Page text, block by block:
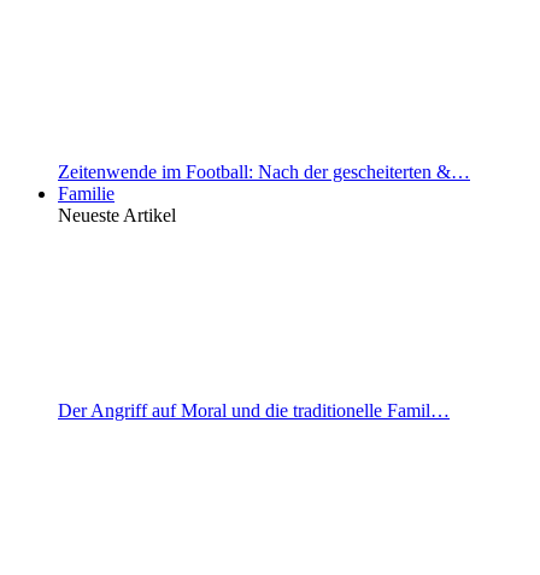
Zeitenwende im Football: Nach der gescheiterten &…
Familie
Neueste Artikel
Der Angriff auf Moral und die traditionelle Famil…